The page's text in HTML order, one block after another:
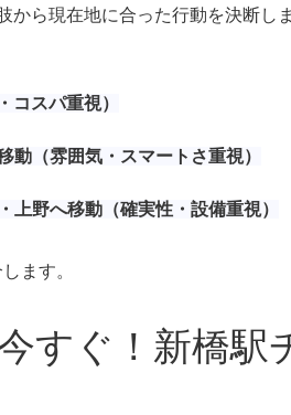
ら現在地に合った行動を決断し
コスパ重視）
（雰囲気・スマートさ重視）
野へ移動（確実性・設備重視）
ます。
すぐ！新橋駅